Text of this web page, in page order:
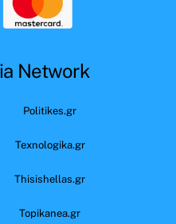
Network
Politikes.gr
Texnologika.gr
Thisishellas.gr
Topikanea.gr